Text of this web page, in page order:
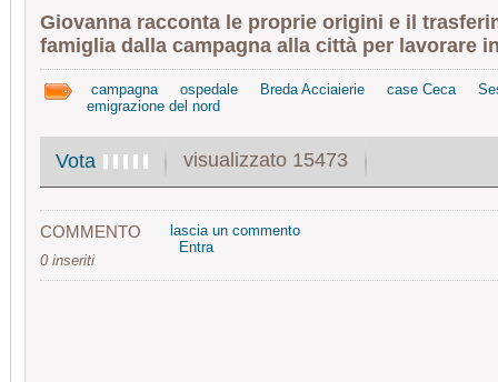
Giovanna racconta le proprie origini e il
famiglia dalla campagna alla città per lavorare
campagna ospedale Breda Acciaierie case Ceca
emigrazione del nord
Vota visualizzato 15473
COMMENTO
0 inseriti
lascia un commento
Entra